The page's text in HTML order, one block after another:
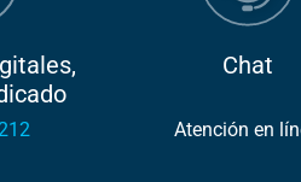
Chat
Atención en